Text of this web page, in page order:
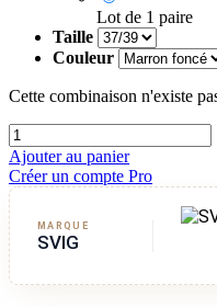
Lot de 1 paire
Taille
Couleur
Cette combinaison n'existe
Ajouter au panier
Créer un compte Pro
MARQUE
SVIG